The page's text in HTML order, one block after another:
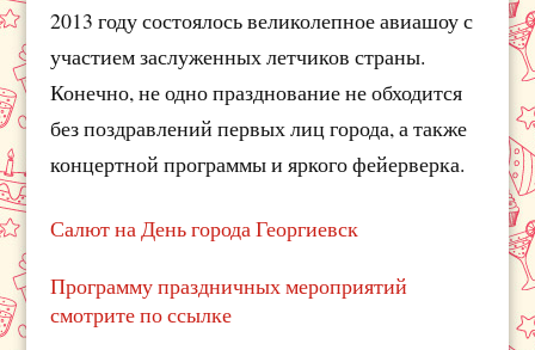
2013 году состоялось великолепное авиашоу с
участием заслуженных летчиков страны.
Конечно, не одно празднование не обходится
без поздравлений первых лиц города, а также
концертной программы и яркого фейерверка.
Салют на День города Георгиевск
Программу праздничных мероприятий
смотрите по ссылке